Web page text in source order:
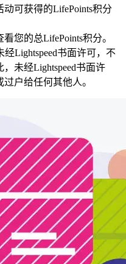
可获得的LifePoints积分
您的总LifePoints积分。
Lightspeed书面许可，不
未经Lightspeed书面许
户给任何其他人。